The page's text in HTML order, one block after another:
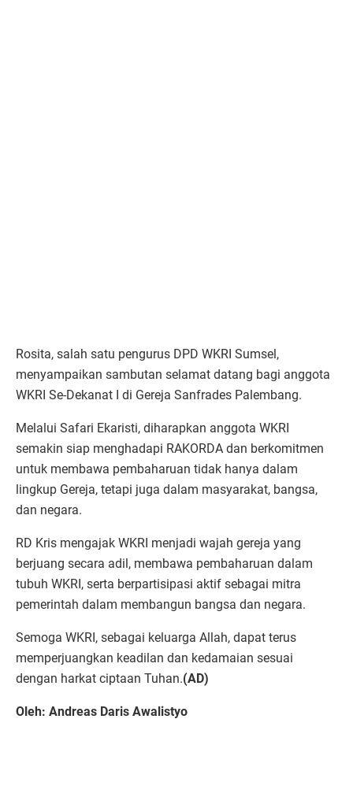
Rosita, salah satu pengurus DPD WKRI Sumsel,
menyampaikan sambutan selamat datang bagi anggota
WKRI Se-Dekanat I di Gereja Sanfrades Palembang.
Melalui Safari Ekaristi, diharapkan anggota WKRI
semakin siap menghadapi RAKORDA dan berkomitmen
untuk membawa pembaharuan tidak hanya dalam
lingkup Gereja, tetapi juga dalam masyarakat, bangsa,
dan negara.
RD Kris mengajak WKRI menjadi wajah gereja yang
berjuang secara adil, membawa pembaharuan dalam
tubuh WKRI, serta berpartisipasi aktif sebagai mitra
pemerintah dalam membangun bangsa dan negara.
Semoga WKRI, sebagai keluarga Allah, dapat terus
memperjuangkan keadilan dan kedamaian sesuai
dengan harkat ciptaan Tuhan.(AD)
Oleh: Andreas Daris Awalistyo